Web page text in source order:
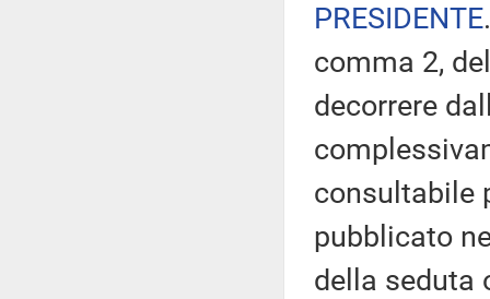
PRESIDENTE
comma 2,
decorrere
consultabile
pubblicato
della seduta